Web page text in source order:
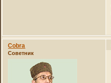
Cobra
Советник